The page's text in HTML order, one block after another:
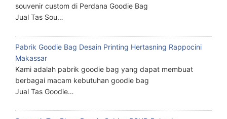
souvenir custom di Perdana Goodie Bag
Jual Tas Sou…
Pabrik Goodie Bag Desain Printing Hertasning Rappocini
Makassar
Kami adalah pabrik goodie bag yang dapat membuat
berbagai macam kebutuhan goodie bag
Jual Tas Goodie…